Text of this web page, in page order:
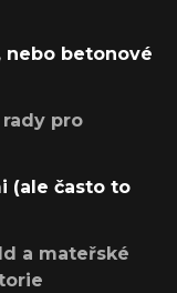
nebo betonové
rady pro
(ale často to
a mateřské